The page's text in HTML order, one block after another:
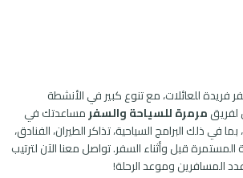
فريدة للعائلات، مع تنوع كبير في الأنشطة
لفريقمرمرة للسياحة والسفرمساعدتك في
في ذلك البرامج السياحية، تذاكر الطيران، الفنادق،
المستمرة قبل وأثناء السفر. تواصل معنا الآن لترتيب
المسافرين وموعد الرحلة!